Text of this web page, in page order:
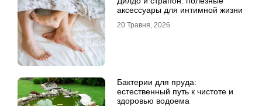
аксессуары для интимной жизни
20 Травня, 2026
Бактерии для пруда:
естественный путь к чистоте и
здоровью водоема